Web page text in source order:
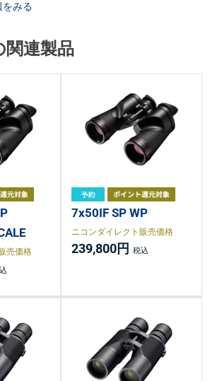
をみる
関連製品
売価格
7x50IF SP WP
ニコンダイレクト販売価格
239,800円